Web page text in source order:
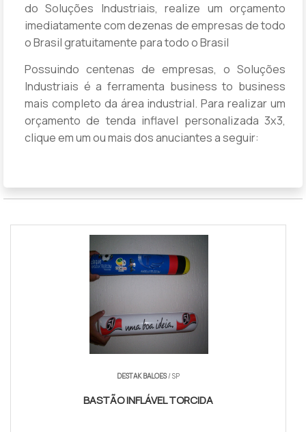
do Soluções Industriais, realize um orçamento
imediatamente com dezenas de empresas de todo
o Brasil gratuitamente para todo o Brasil
Possuindo centenas de empresas, o Soluções
Industriais é a ferramenta business to business
mais completo da área industrial. Para realizar um
orçamento de tenda inflavel personalizada 3x3,
clique em um ou mais dos anuciantes a seguir:
DESTAK BALOES/ SP
BASTÃO INFLÁVEL TORCIDA